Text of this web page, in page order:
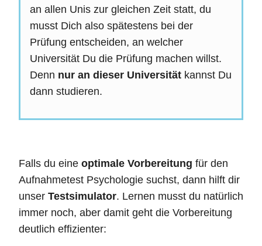
an allen Unis zur gleichen Zeit statt, du
musst Dich also spätestens bei der
Prüfung entscheiden, an welcher
Universität Du die Prüfung machen willst.
Denn nur an dieser Universität kannst Du
dann studieren.
Falls du eine optimale Vorbereitung für den
Aufnahmetest Psychologie suchst, dann hilft dir
unser Testsimulator. Lernen musst du natürlich
immer noch, aber damit geht die Vorbereitung
deutlich effizienter: